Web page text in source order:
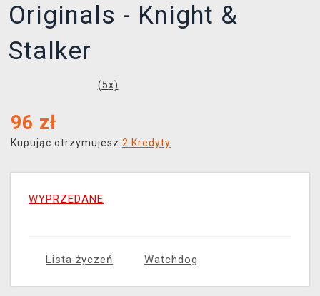
Originals - Knight &
Stalker
(5x)
96 zł
Kupując otrzymujesz 2 Kredyty
WYPRZEDANE
Lista życzeń Watchdog